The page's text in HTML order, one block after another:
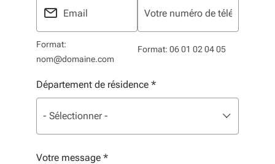
Format:
nom@domaine.com
Format: 06 01 02 04 05
Département de résidence *
- Sélectionner -
Votre message *